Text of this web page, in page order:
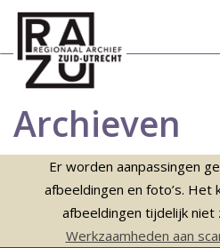
Archieven
Er worden aanpassingen
afbeeldingen en foto’s. Het
afbeeldingen tijdelijk niet
Werkzaamheden aan